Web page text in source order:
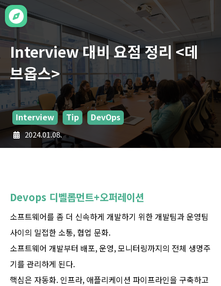
Interview 대비 요점 정리 <데
브옵스>
Interview Tip DevOps
2024.01.08.
Devops 디벨롭먼트+오퍼레이션
소프트웨어를 좀 더 신속하게 개발하기 위한 개발팀과 운영팀
사이의 밀접한 소통, 협업 문화.
소프트웨어 개발부터 배포, 운영, 모니터링까지의 전체 생명주
기를 관리하게 된다.
핵심은 자동화. 인프라, 애플리케이션 파이프라인을 구축하고